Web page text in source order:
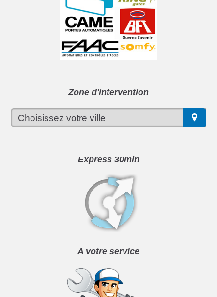
Zone d'intervention
Express 30min
A votre service